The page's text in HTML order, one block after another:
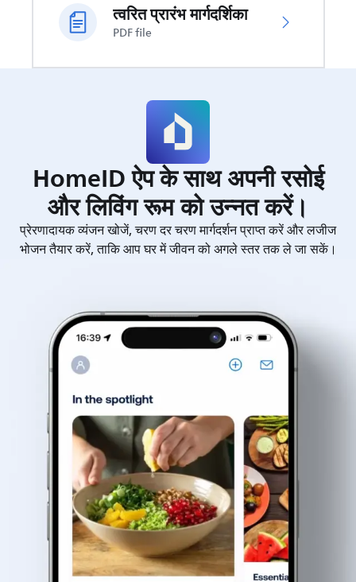
त्वरित प्रारंभ मार्गदर्शिका
PDF file
HomeID ऐप के साथ अपनी रसोई
और लिविंग रूम को उन्नत करें।
प्रेरणादायक व्यंजन खोजें, चरण दर चरण मार्गदर्शन प्राप्त करें और लजीज
भोजन तैयार करें, ताकि आप घर में जीवन को अगले स्तर तक ले जा सकें।